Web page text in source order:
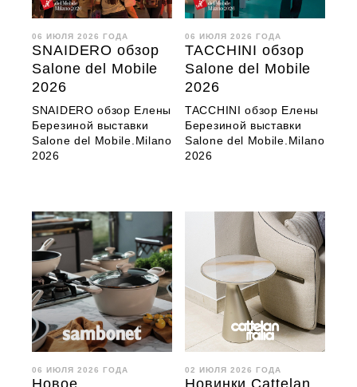
06 ИЮЛЯ 2026 ГОДА
SNAIDERO обзор
Salone del Mobile
2026
SNAIDERO обзор Елены
Березиной выставки
Salone del Mobile.Milano
2026
06 ИЮЛЯ 2026 ГОДА
TACCHINI обзор
Salone del Mobile
2026
TACCHINI обзор Елены
Березиной выставки
Salone del Mobile.Milano
2026
06 ИЮЛЯ 2026 ГОДА
Новое
02 ИЮЛЯ 2026 ГОДА
Новинки Cattelan